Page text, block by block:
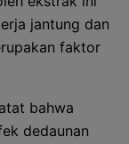
jantung dan
faktor
bahwa
dedaunan